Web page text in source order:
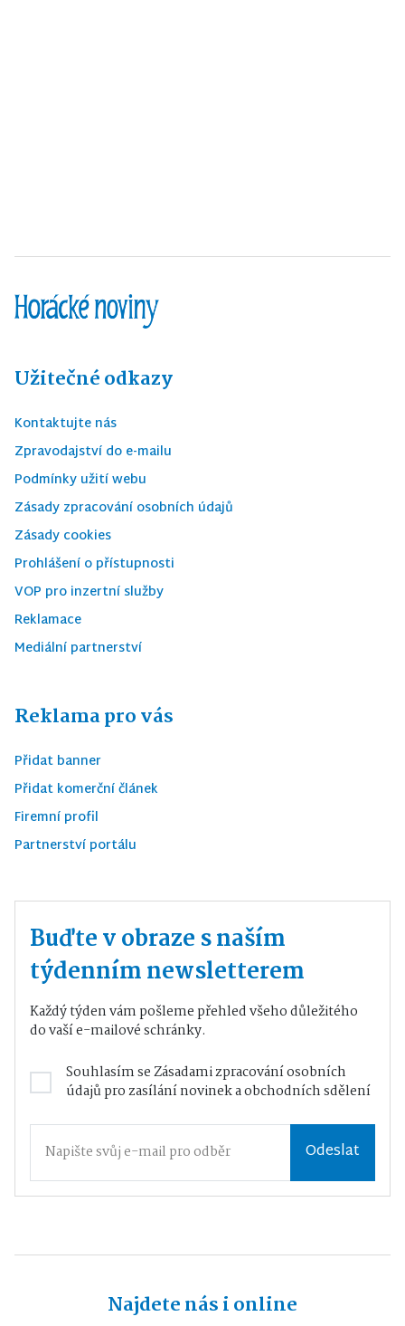
Užitečné odkazy
Kontaktujte nás
Zpravodajství do e-mailu
Podmínky užití webu
Zásady zpracování osobních údajů
Zásady cookies
Prohlášení o přístupnosti
VOP pro inzertní služby
Reklamace
Mediální partnerství
Reklama pro vás
Přidat banner
Přidat komerční článek
Firemní profil
Partnerství portálu
Buďte v obraze s naším
týdenním newsletterem
Každý týden vám pošleme přehled všeho důležitého
do vaší e-mailové schránky.
Souhlasím seZásadami zpracování osobních
údajůpro zasílání novinek a obchodních sdělení
Odeslat
Najdete nás i online